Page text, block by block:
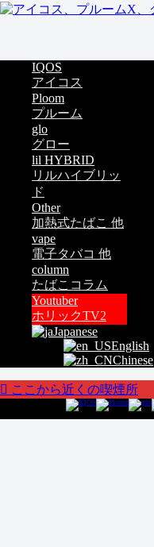
IQOS
アイコス
Ploom
プルーム
glo
グロー
lil HYBRID
リルハイブリッ
ド
Other
加熱式たばこ 他
vape
電子タバコ 他
column
たばこコラム
Youtuber
ホリックTV2
Japanese
English
Chinese
ここから近くの喫煙所